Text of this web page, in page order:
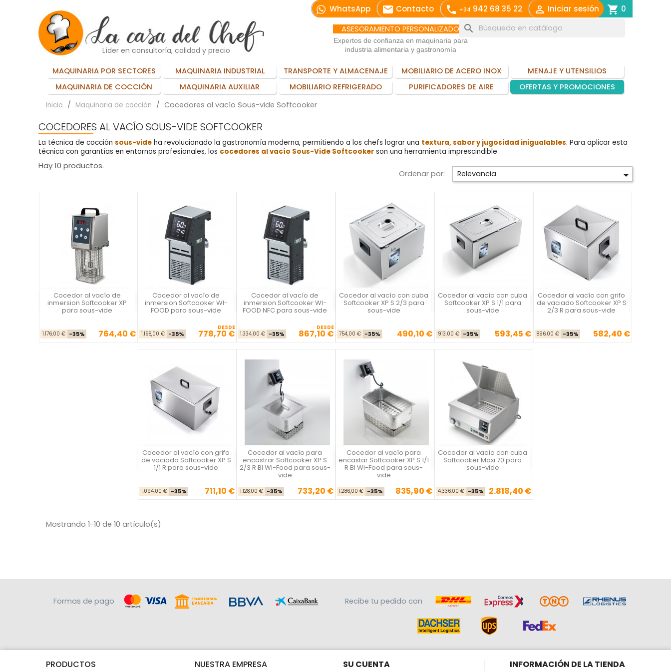
WhatsApp email Contacto call +34 942 68 35 22  Iniciar sesión shopping_cart 0
Líder en consultoría, calidad y precio
ASESORAMIENTO PERSONALIZADO
Expertos de confianza en maquinaria para
industria alimentaria y gastronomía
search
MAQUINARIA POR SECTORES MAQUINARIA INDUSTRIAL TRANSPORTE Y ALMACENAJE MOBILIARIO DE ACERO INOX
MENAJE Y UTENSILIOS
MAQUINARIA DE COCCIÓN
MAQUINARIA AUXILIAR MOBILIARIO REFRIGERADO PURIFICADORES DE AIRE OFERTAS Y PROMOCIONES
Inicio Maquinaria de cocción Cocedores al vacío Sous-vide Softcooker
COCEDORES AL VACÍO SOUS-VIDE SOFTCOOKER
La técnica de cocción sous-vide ha revolucionado la gastronomía moderna, permitiendo a los chefs lograr una textura, sabor y jugosidad inigualables. Para aplicar esta
técnica con garantías en entornos profesionales, los cocedores al vacío Sous-Vide Softcooker son una herramienta imprescindible.
Hay 10 productos.
Ordenar por: Relevancia 
Cocedor al vacío de
inmersion Softcooker XP
para sous-vide
Precio base
1.176,00 € -35% Precio
764,40 €
La Felsinea Cocedor al vacío de
inmersion Softcooker WI-
FOOD para sous-vide
Precio base
1.198,00 € -35% Precio
DESDE
778,70 €
La Felsinea Cocedor al vacío de
inmersion Softcooker WI-
FOOD NFC para sous-vide
Precio base
1.334,00 € -35% Precio
DESDE
867,10 €
La Felsinea Cocedor al vacío con cuba
Softcooker XP S 2/3 para
sous-vide
Precio base
754,00 € -35% Precio
490,10 €
La Felsinea Cocedor al vacío con cuba
Softcooker XP S 1/1 para
sous-vide
Precio base
913,00 € -35% Precio
593,45 €
La Felsinea Cocedor al vacío con grifo
de vaciado Softcooker XP S
2/3 R para sous-vide
Precio base
896,00 € -35% Precio
582,40 €
La Felsinea
Cocedor al vacío con grifo
de vaciado Softcooker XP S
1/1 R para sous-vide
Precio base
1.094,00 € -35% Precio
711,10 €
La Felsinea Cocedor al vacío para
encastrar Softcooker XP S
2/3 R BI Wi-Food para sous-
vide
Precio base
1.128,00 € -35% Precio
733,20 €
La Felsinea Cocedor al vacío para
encastar Softcooker XP S 1/1
R BI Wi-Food para sous-
vide
Precio base
1.286,00 € -35% Precio
835,90 €
La Felsinea Cocedor al vacío con cuba
Softcooker Maxi 70 para
sous-vide
Precio base
4.336,00 € -35% Precio
2.818,40 €
La Felsinea
Mostrando 1-10 de 10 artículo(s)
Formas de pago Recibe tu pedido con
PRODUCTOS NUESTRA EMPRESA SU CUENTA INFORMACIÓN DE LA TIENDA